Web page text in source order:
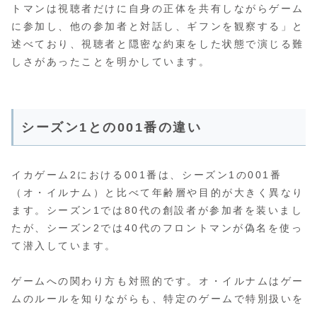
トマンは視聴者だけに自身の正体を共有しながらゲーム
に参加し、他の参加者と対話し、ギフンを観察する」と
述べており、視聴者と隠密な約束をした状態で演じる難
しさがあったことを明かしています。
シーズン1との001番の違い
イカゲーム2における001番は、シーズン1の001番
（オ・イルナム）と比べて年齢層や目的が大きく異なり
ます。シーズン1では80代の創設者が参加者を装いまし
たが、シーズン2では40代のフロントマンが偽名を使っ
て潜入しています。
ゲームへの関わり方も対照的です。オ・イルナムはゲー
ムのルールを知りながらも、特定のゲームで特別扱いを